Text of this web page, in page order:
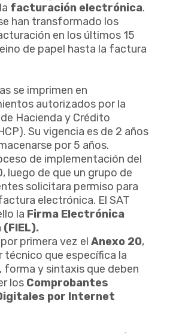
facturación electrónica.
han transformado los
en los últimos 15
de papel hasta la factura
se imprimen en
autorizados por la
Hacienda y Crédito
Su vigencia es de 2 años
por 5 años.
de implementación del
luego de que un grupo de
solicitara permiso para
electrónica. El SAT
la Firma Electrónica
(FIEL).
primera vez el Anexo 20,
técnico que específica la
forma y sintaxis que deben
los Comprobantes
por Internet